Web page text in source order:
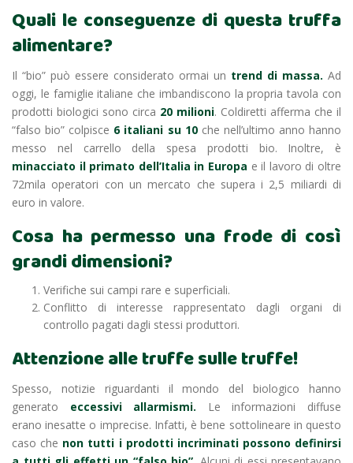
Quali le conseguenze di questa truffa
alimentare?
Il “bio” può essere considerato ormai un trend di massa. Ad
oggi, le famiglie italiane che imbandiscono la propria tavola con
prodotti biologici sono circa 20 milioni. Coldiretti afferma che il
“falso bio” colpisce 6 italiani su 10 che nell’ultimo anno hanno
messo nel carrello della spesa prodotti bio. Inoltre, è
minacciato il primato dell’Italia in Europa e il lavoro di oltre
72mila operatori con un mercato che supera i 2,5 miliardi di
euro in valore.
Cosa ha permesso una frode di così
grandi dimensioni?
Verifiche sui campi rare e superficiali.
Conflitto di interesse rappresentato dagli organi di
controllo pagati dagli stessi produttori.
Attenzione alle truffe sulle truffe!
Spesso, notizie riguardanti il mondo del biologico hanno
generato eccessivi allarmismi. Le informazioni diffuse
erano inesatte o imprecise. Infatti, è bene sottolineare in questo
caso che non tutti i prodotti incriminati possono definirsi